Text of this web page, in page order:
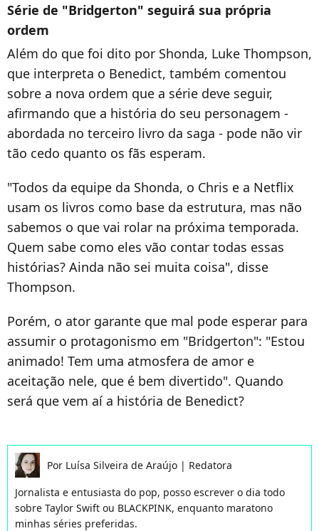
Série de "Bridgerton" seguirá sua própria
ordem
Além do que foi dito por Shonda, Luke Thompson,
que interpreta o Benedict, também comentou
sobre a nova ordem que a série deve seguir,
afirmando que a história do seu personagem -
abordada no terceiro livro da saga - pode não vir
tão cedo quanto os fãs esperam.
"Todos da equipe da Shonda, o Chris e a Netflix
usam os livros como base da estrutura, mas não
sabemos o que vai rolar na próxima temporada.
Quem sabe como eles vão contar todas essas
histórias? Ainda não sei muita coisa", disse
Thompson.
Porém, o ator garante que mal pode esperar para
assumir o protagonismo em "Bridgerton": "Estou
animado! Tem uma atmosfera de amor e
aceitação nele, que é bem divertido". Quando
será que vem aí a história de Benedict?
Por Luísa Silveira de Araújo | Redatora
Jornalista e entusiasta do pop, posso escrever o dia todo
sobre Taylor Swift ou BLACKPINK, enquanto maratono
minhas séries preferidas.